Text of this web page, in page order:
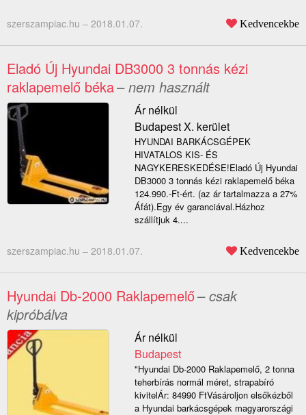
szerszampiac.hu – 2018.01.07. Kedvencekbe
Eladó Új Hyundai DB3000 3 tonnás kézi
raklapemelő béka– nem használt
Ár nélkül
Budapest X. kerület
HYUNDAI BARKÁCSGÉPEK
HIVATALOS KIS- ÉS
NAGYKERESKEDÉSE!Eladó Új Hyundai
DB3000 3 tonnás kézi raklapemelő béka
124.990.-Ft-ért. (az ár tartalmazza a 27%
Áfát).Egy év garanciával.Házhoz
szállítjuk 4....
szerszampiac.hu – 2018.01.07. Kedvencekbe
Hyundai Db-2000 Raklapemelő– csak
kipróbálva
Ár nélkül
Budapest
"Hyundai Db-2000 Raklapemelő, 2 tonna
teherbírás normál méret, strapabíró
kivitelÁr: 84990 FtVásároljon elsőkézből
a Hyundai barkácsgépek magyarországi